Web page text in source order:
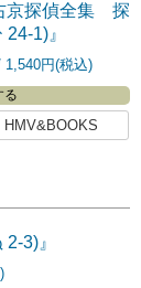
京探偵全集 探
1)』
1,540円(税込)
る
HMV&BOOKS
3)』